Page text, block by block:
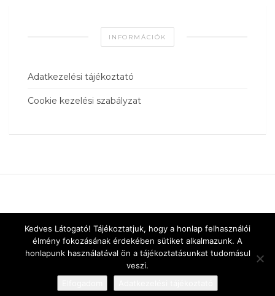
INFORMÁCIÓK
Adatkezelési tájékoztató
Cookie kezelési szabályzat
Kedves Látogató! Tájékoztatjuk, hogy a honlap felhasználói
élmény fokozásának érdekében sütiket alkalmazunk. A
honlapunk használatával ön a tájékoztatásunkat tudomásul
veszi.